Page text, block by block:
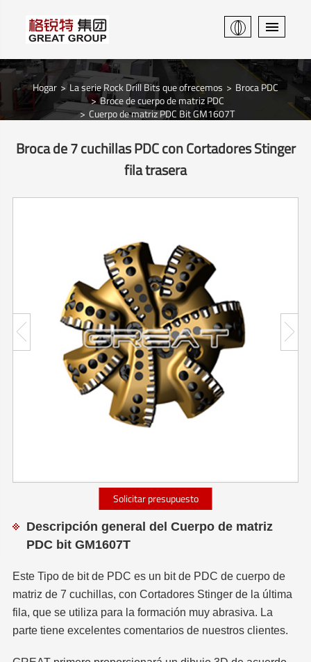
Hogar La serie Rock Drill Bits que ofrecemos
Broca PDC
Broce de cuerpo de matriz PDC
Cuerpo de matriz PDC Bit GM1607T
Broca de 7 cuchillas PDC con Cortadores Stinger
fila trasera
Solicitar presupuesto
Descripción general del Cuerpo de matriz
PDC bit GM1607T
Este Tipo de bit de PDC es un bit de PDC de cuerpo de
matriz de 7 cuchillas, con Cortadores Stinger de la última
fila, que se utiliza para la formación muy abrasiva. La
parte tiene excelentes comentarios de nuestros clientes.